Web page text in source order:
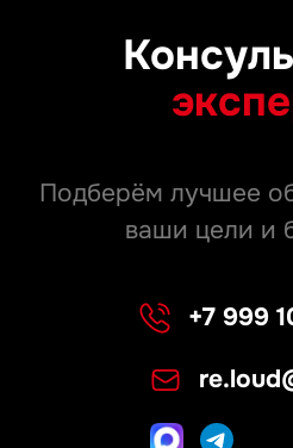
Подберём лучшее
ваши цели и
+7 999